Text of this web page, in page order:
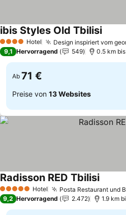
4 Sterne Hotel Design inspiriert vom
ibis Styles Old Tbilisi
9,1 Hervorragend 549 0.5 km
Ab 71 €
Preise von 13 Websites
5 Sterne Hotel Posta Restaurant und
Radisson RED Tbilisi
9,2 Hervorragend 2.472 1.9 km